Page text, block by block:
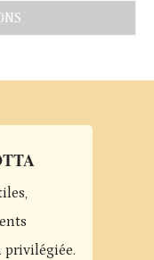
privilégiée.